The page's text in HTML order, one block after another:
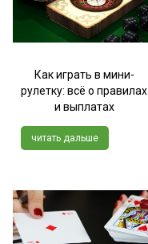
Как играть в мини-
рулетку: всё о правилах
и выплатах
читать дальше